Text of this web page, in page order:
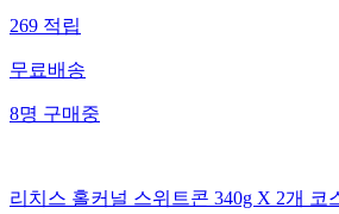
269적립
무료배송
8명구매중
리치스 홀커널 스위트콘 340g X 2개 코